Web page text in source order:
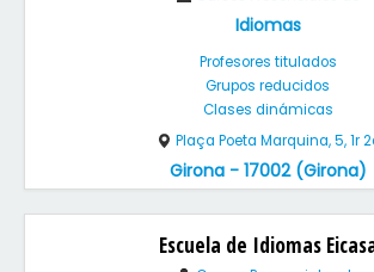
Idiomas
Profesores titulados
Grupos reducidos
Clases dinámicas
Plaça Poeta Marquina, 5, 1r
Girona - 17002 (Girona)
Escuela de Idiomas